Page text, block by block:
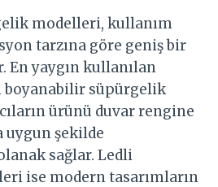
modelleri, kullanım
tarzına göre geniş bir
En yaygın kullanılan
süpürgelik
ürünü duvar rengine
uygun şekilde
sağlar. Ledli
ise modern tasarımların